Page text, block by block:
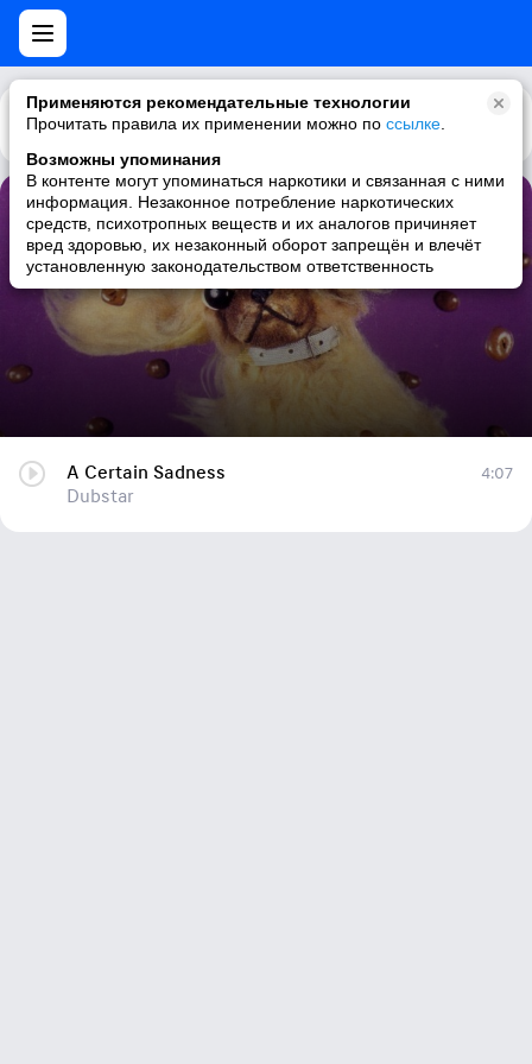
Применяются рекомендательные технологии
Прочитать правила их применении можно по ссылке
Возможны упоминания
В контенте могут упоминаться наркотики и связанная с ними
информация. Незаконное потребление наркотических
средств, психотропных веществ и их аналогов причиняет
вред здоровью, их незаконный оборот запрещён и влечёт
установленную законодательством ответственность
Каталог Рекомендации
A Certain Sadness
Dubstar
A Certain Sadness
Dubstar
4:07